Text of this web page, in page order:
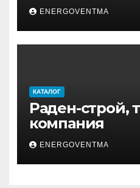
ENERGOVENTMA
КАТАЛОГ
Раден-строй,
компания
ENERGOVENTMA